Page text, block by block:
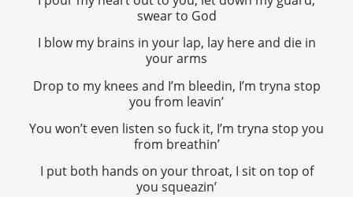
swear to God
I blow my brains in your lap, lay here and die in
your arms
Drop to my knees and I’m bleedin, I’m tryna stop
you from leavin’
You won’t even listen so fuck it, I’m tryna stop you
from breathin’
I put both hands on your throat, I sit on top of
you squeazin’